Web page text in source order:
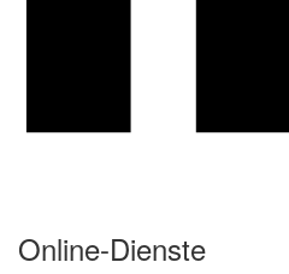
Online-Dienste